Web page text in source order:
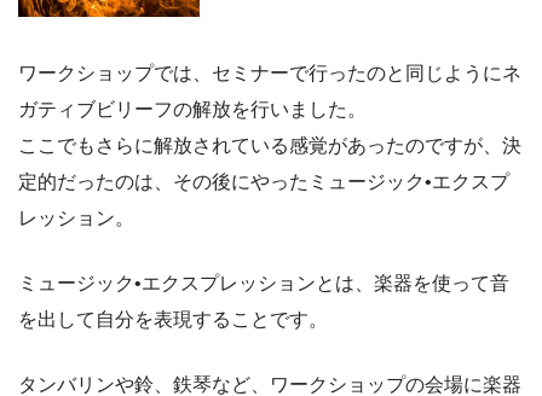
ワークショップでは、セミナーで行ったのと同じようにネ
ガティブビリーフの解放を行いました。
ここでもさらに解放されている感覚があったのですが、決
定的だったのは、その後にやったミュージック•エクスプ
レッション。
ミュージック•エクスプレッションとは、楽器を使って音
を出して自分を表現することです。
タンバリンや鈴、鉄琴など、ワークショップの会場に楽器